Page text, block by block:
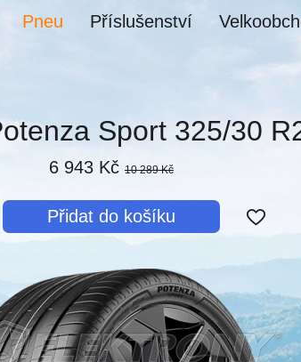
Příslušenství
Pneu
Sport 325/30
6 943 Kč 10 289 Kč
Přidat do košíku